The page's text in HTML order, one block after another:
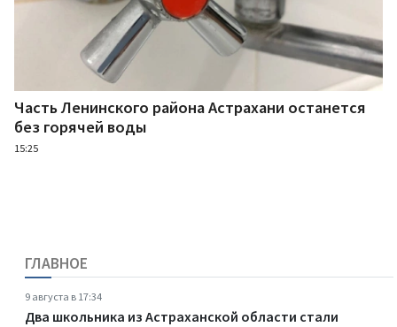
Часть Ленинского района Астрахани останется
без горячей воды
15:25
ГЛАВНОЕ
9 августа в 17:34
Два школьника из Астраханской области стали